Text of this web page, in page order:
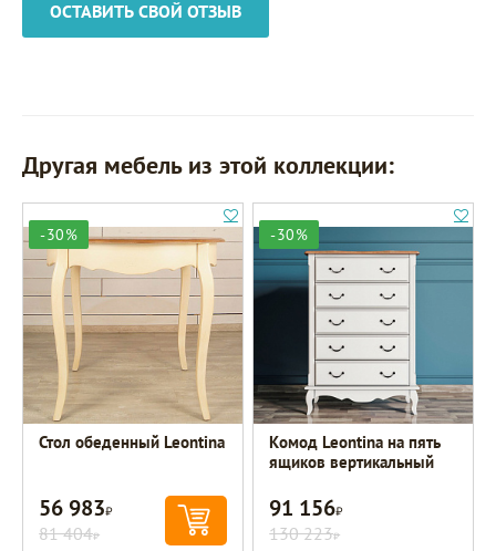
ОСТАВИТЬ СВОЙ ОТЗЫВ
Другая мебель из этой коллекции:
-30%
Стол обеденный Leontina
56 983Р
81 404Р
-30%
Комод Leontina на пять
ящиков вертикальный
91 156Р
130 223Р